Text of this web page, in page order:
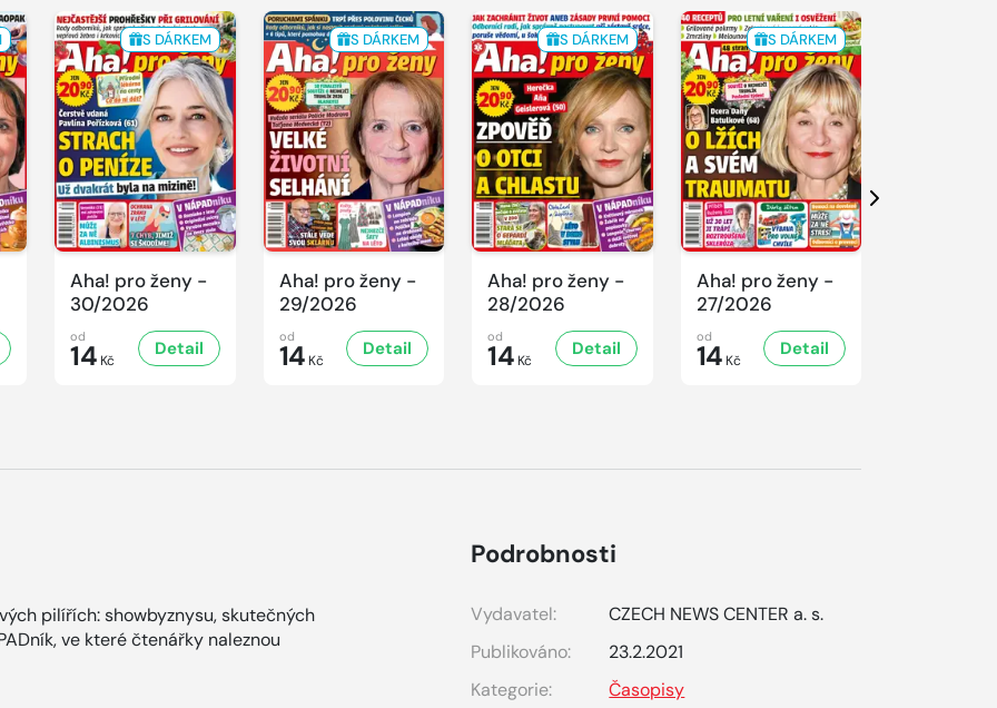
S DÁRKEM
Aha! pro ženy -
30/2026
od
14 Kč
Detail
S DÁRKEM
Aha! pro ženy -
29/2026
od
14 Kč
Detail
S DÁRKEM
Aha! pro ženy -
28/2026
od
14 Kč
Detail
S DÁRKEM
Aha! pro ženy -
27/2026
od
14 Kč
Detail
Další
pilířích: showbyznysu, skutečných
ve které čtenářky naleznou
Podrobnosti
Vydavatel:
CZECH NEWS CENTER a. s.
Publikováno:
23.2.2021
Kategorie:
Časopisy